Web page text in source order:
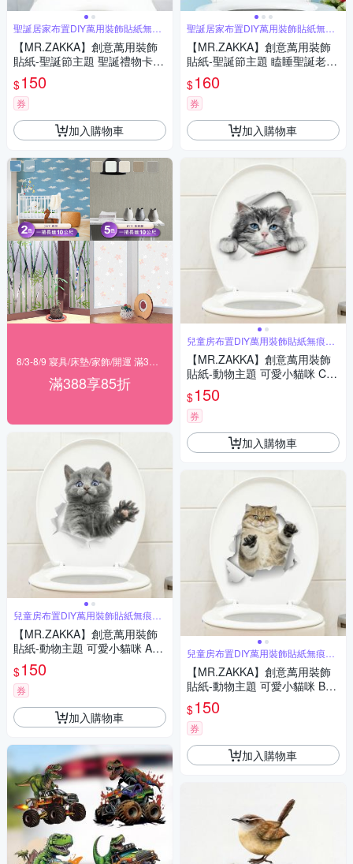
聖誕居家布置DIY萬用裝飾貼紙無痕
牆貼
【MR.ZAKKA】創意萬用裝飾
貼紙-聖誕節主題 聖誕禮物卡車
C款 居家節慶布置 DIY可移式
壁貼 無痕壁貼 牆貼
$150
券
加入購物車
滿388享85折
兒童房布置DIY萬用裝飾貼紙無痕牆
貼
【MR.ZAKKA】創意萬用裝飾
貼紙-動物主題 可愛小貓咪 A款
居家空間布置 DIY可移式壁貼
無痕壁貼 牆貼
$150
券
加入購物車
聖誕居家布置DIY萬用裝飾貼紙無痕
牆貼
【MR.ZAKKA】創意萬用裝飾
貼紙-聖誕節主題 瞌睡聖誕老人
居家節慶布置 DIY可移式壁貼
無痕壁貼 牆貼
$160
券
加入購物車
兒童房布置DIY萬用裝飾貼紙無痕牆
貼
【MR.ZAKKA】創意萬用裝飾
貼紙-動物主題 可愛小貓咪 C款
居家空間布置 DIY可移式壁貼
無痕壁貼 牆貼
$150
券
加入購物車
兒童房布置DIY萬用裝飾貼紙無痕牆
貼
【MR.ZAKKA】創意萬用裝飾
貼紙-動物主題 可愛小貓咪 B款
居家空間布置 DIY可移式壁貼
無痕壁貼 牆貼
$150
券
加入購物車